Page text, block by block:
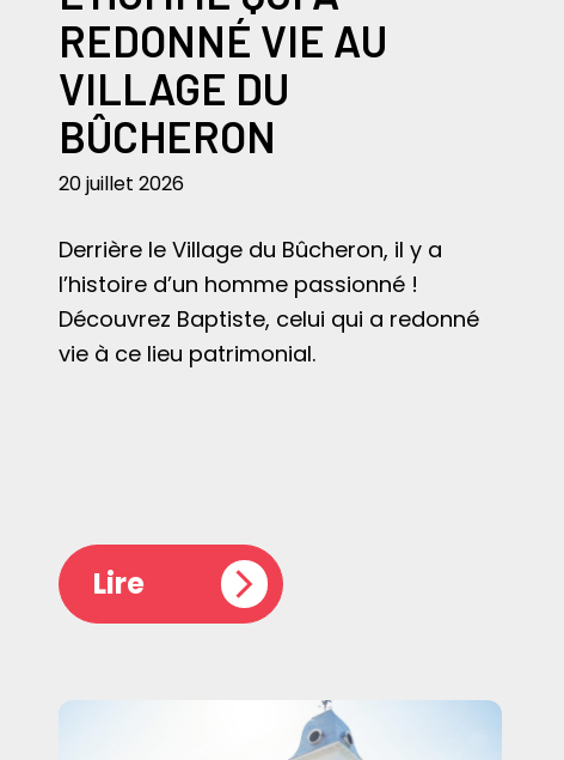
REDONNÉ VIE AU
VILLAGE DU
BÛCHERON
20 juillet 2026
Derrière le Village du Bûcheron, il y a
l’histoire d’un homme passionné !
Découvrez Baptiste, celui qui a redonné
vie à ce lieu patrimonial.
Lire